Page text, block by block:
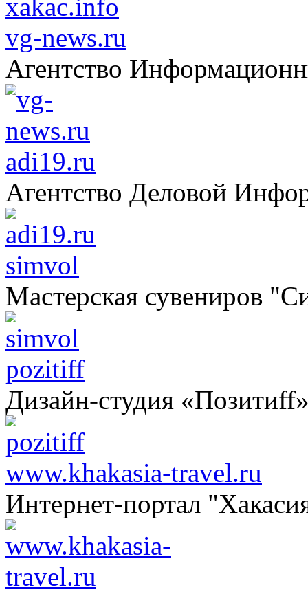
vg-news.ru
Агентство
adi19.ru
Агентство Деловой
simvol
Мастерская сувениров
pozitiff
Дизайн-студия
www.khakasia-travel.ru
Интернет-портал